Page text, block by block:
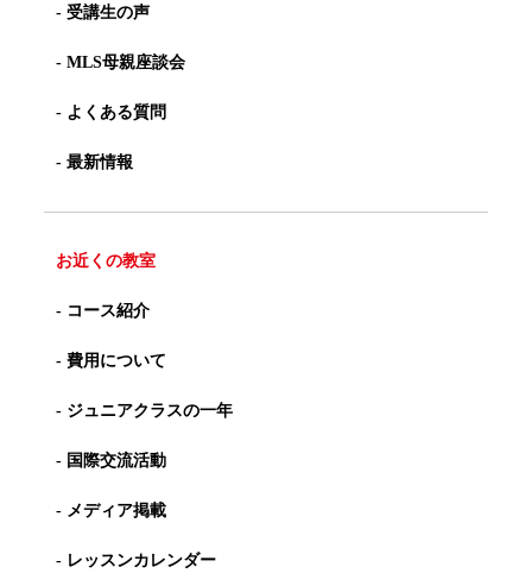
- 受講生の声
- MLS母親座談会
- よくある質問
- 最新情報
お近くの教室
- コース紹介
- 費用について
- ジュニアクラスの一年
- 国際交流活動
- メディア掲載
- レッスンカレンダー